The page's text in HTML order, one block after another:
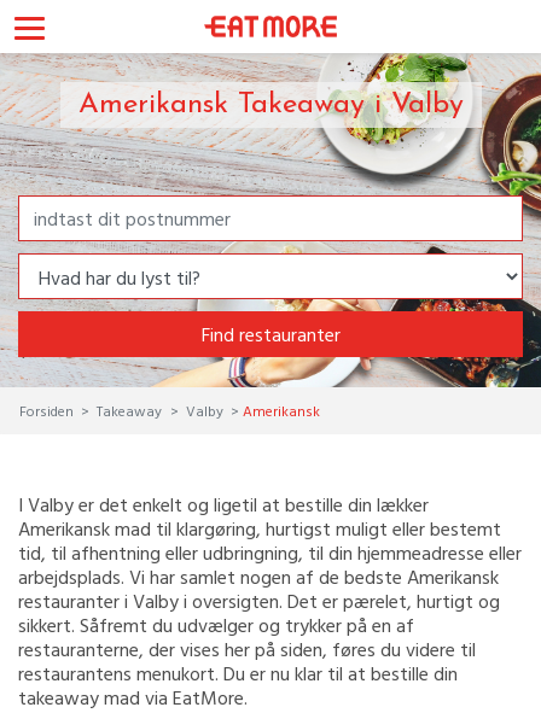
Amerikansk Takeaway i Valby
Find restauranter
Forsiden Takeaway Valby Amerikansk
I Valby er det enkelt og ligetil at bestille din lækker
Amerikansk mad til klargøring, hurtigst muligt eller bestemt
tid, til afhentning eller udbringning, til din hjemmeadresse eller
arbejdsplads. Vi har samlet nogen af de bedste Amerikansk
restauranter i Valby i oversigten. Det er pærelet, hurtigt og
sikkert. Såfremt du udvælger og trykker på en af
restauranterne, der vises her på siden, føres du videre til
restaurantens menukort. Du er nu klar til at bestille din
takeaway mad via EatMore.